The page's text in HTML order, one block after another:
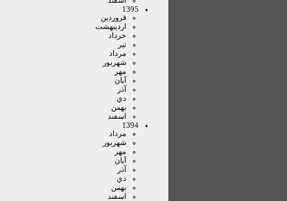
1395
فروردين
ارديبهشت
خرداد
تير
مرداد
شهريور
مهر
آبان
آذر
دي
بهمن
اسفند
1394
مرداد
شهريور
مهر
آبان
آذر
دي
بهمن
اسفند